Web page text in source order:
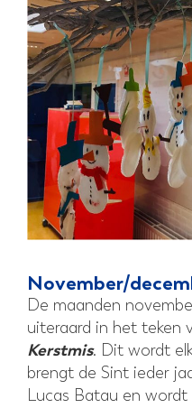
November/
De maanden
uiteraard in het teken
Kerstmis. Dit wordt
brengt de Sint ieder
Lucas Batau en